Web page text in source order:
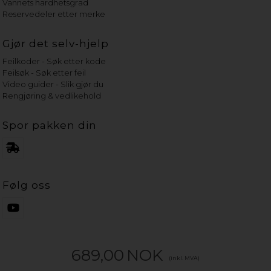
689,00 NOK (inkl. MVA)
Vannets hardhetsgrad
Reservedeler etter merke
Gjør det selv-hjelp
Feilkoder - Søk etter kode
Feilsøk - Søk etter feil
Video guider - Slik gjør du
Rengjøring & vedlikehold
Spor pakken din
Følg oss